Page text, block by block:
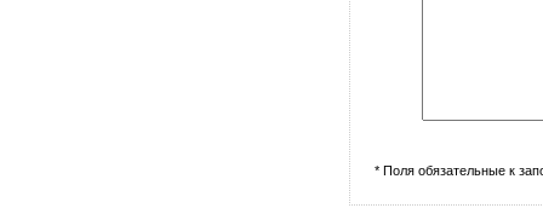
* Поля обязательные к